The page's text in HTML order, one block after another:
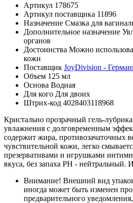
Артикул 178675
Артикул поставщика 11896
Назначение Смазка для
Дополнительное назначение
органов
Достоинства Можно
кожи
Поставщик JoyDivision -
Объем 125 мл
Основа Водная
Для кого Для двоих
Штрих-код 4028403118968
Кристально прозрачный гель-
увлажнения с долговременным
содержит жира, противозачаточных
чувствительной кожи, легко
презервативами и игрушками
вкуса, без запаха PH - нейтральный.
Внимание! Внешний вид
иногда может быть изменен
предварительного